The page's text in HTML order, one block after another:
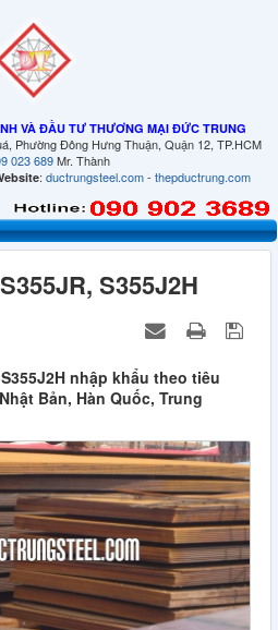
VÀ ĐẦU TƯ THƯƠNG MẠI ĐỨC TRUNG
Phường Đông Hưng Thuận, Quận 12, TP.HCM
023 689Mr. Thành
: ductrungsteel.com- thepductrung.com
S355J2H
nhập khẩu theo tiêu
Bản, Hàn Quốc, Trung